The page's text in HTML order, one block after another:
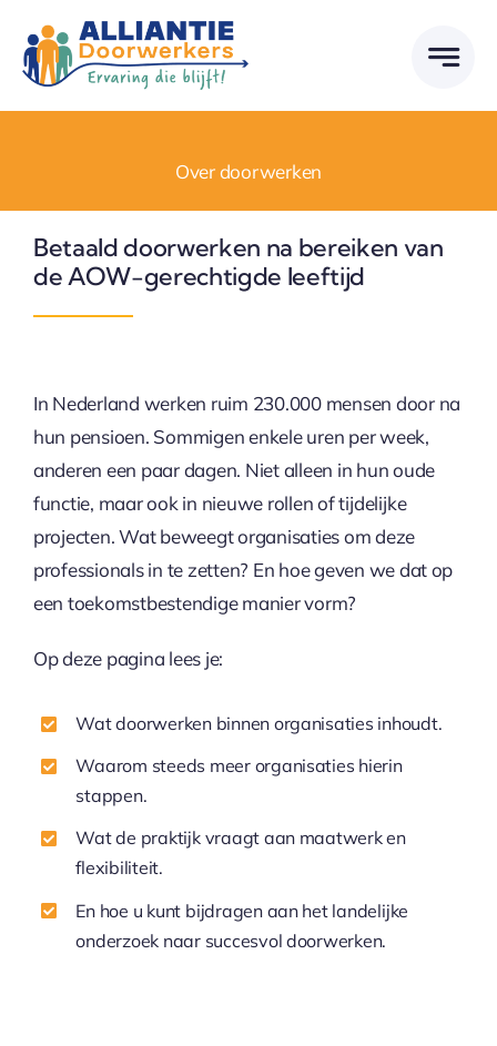
content
Over doorwerken
Betaald doorwerken na bereiken van
de AOW-gerechtigde leeftijd
In Nederland werken ruim 230.000 mensen door na
hun pensioen. Sommigen enkele uren per week,
anderen een paar dagen. Niet alleen in hun oude
functie, maar ook in nieuwe rollen of tijdelijke
projecten. Wat beweegt organisaties om deze
professionals in te zetten? En hoe geven we dat op
een toekomstbestendige manier vorm?
Op deze pagina lees je:
Wat doorwerken binnen organisaties inhoudt.
Waarom steeds meer organisaties hierin
stappen.
Wat de praktijk vraagt aan maatwerk en
flexibiliteit.
En hoe u kunt bijdragen aan het landelijke
onderzoek naar succesvol doorwerken.